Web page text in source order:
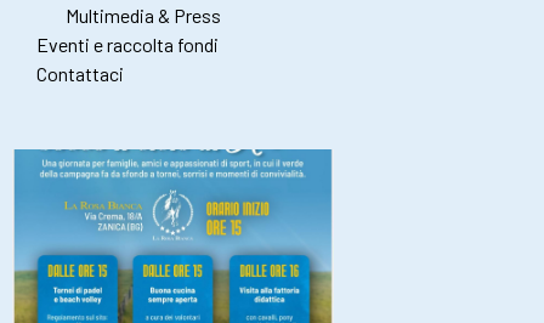
Multimedia & Press
Eventi e raccolta fondi
Contattaci